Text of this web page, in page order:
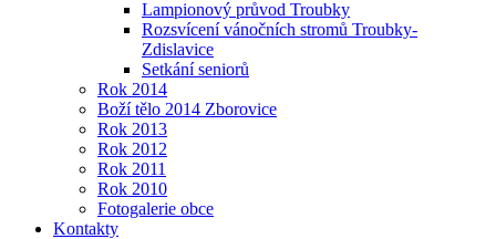
Lampionový průvod Troubky
Rozsvícení vánočních stromů Troubky-
Zdislavice
Setkání seniorů
Rok 2014
Boží tělo 2014 Zborovice
Rok 2013
Rok 2012
Rok 2011
Rok 2010
Fotogalerie obce
Kontakty